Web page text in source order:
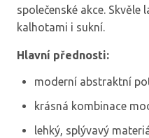
společenské akce. Skvěle
kalhotami i sukní.
Hlavní přednosti:
moderní abstraktní
krásná kombinace
lehký, splývavý